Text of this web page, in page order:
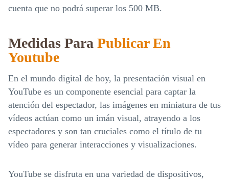
cuenta que no podrá superar los 500 MB.
Medidas Para Publicar En
Youtube
En el mundo digital de hoy, la presentación visual en
YouTube es un componente esencial para captar la
atención del espectador, las imágenes en miniatura de tus
vídeos actúan como un imán visual, atrayendo a los
espectadores y son tan cruciales como el título de tu
vídeo para generar interacciones y visualizaciones.
YouTube se disfruta en una variedad de dispositivos,